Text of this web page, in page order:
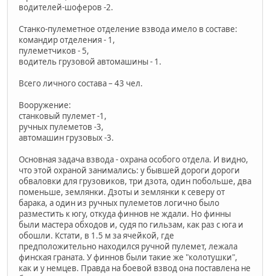
водителей-шоферов -2.
Станко-пулеметное отделение взвода имело в составе:
командир отделения - 1,
пулеметчиков - 5,
водитель грузовой автомашины - 1.
Всего личного состава – 43 чел.
Вооружение:
станковый пулемет -1,
ручных пулеметов -3,
автомашин грузовых -3.
Основная задача взвода - охрана особого отдела. И видно,
что этой охраной занимались: у бывшей дороги дороги
обваловки для грузовиков, три дзота, один побольше, два
поменьше, землянки. Дзоты и землянки к северу от
барака, а один из ручных пулеметов логично было
разместить к югу, откуда финнов не ждали. Но финны
были мастера обходов и, судя по гильзам, как раз с юга и
обошли. Кстати, в 1.5 м за ячейкой, где
предположительно находился ручной пулемет, лежала
финская граната. У финнов были такие же "колотушки",
как и у немцев. Правда на боевой взвод она поставлена не